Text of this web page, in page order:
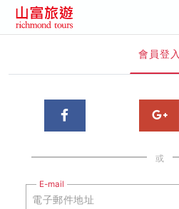
會員登入
或
E-mail